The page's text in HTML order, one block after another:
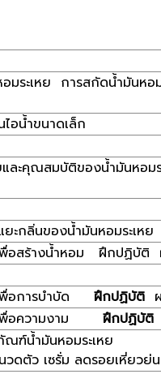
มระเหย การสกัดน้ำมันห
อน้ำขนาดเล็ก
ละคุณสมบัติของน้ำมันหอม
ะกลิ่นของน้ำมันหอมระเหย
เพื่อสร้างน้ำหอม ฝึกปฏิบัติ
เพื่อการบำบัด ฝึกปฏิบัติ
เพื่อความงาม ฝึกปฏิบัติ
ณฑ์น้ำมันหอมระเหย
ดตัว เซรั่ม ลดรอยเหี่ยวย่